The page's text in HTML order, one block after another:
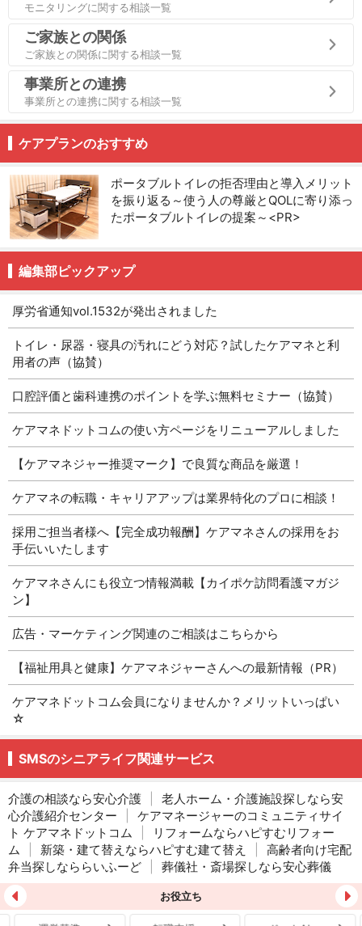
モニタリングに関する相談一覧
ご家族との関係
ご家族との関係に関する相談一覧
事業所との連携
事業所との連携に関する相談一覧
ケアプランのおすすめ
ポータブルトイレの拒否理由と導入メリット
を振り返る～使う人の尊厳とQOLに寄り添っ
たポータブルトイレの提案～<PR>
編集部ピックアップ
厚労省通知vol.1532が発出されました
トイレ・尿器・寝具の汚れにどう対応？試したケアマネと利
用者の声（協賛）
口腔評価と歯科連携のポイントを学ぶ無料セミナー（協賛）
ケアマネドットコムの使い方ページをリニューアルしました
【ケアマネジャー推奨マーク】で良質な商品を厳選！
ケアマネの転職・キャリアアップは業界特化のプロに相談！
採用ご担当者様へ【完全成功報酬】ケアマネさんの採用をお
手伝いいたします
ケアマネさんにも役立つ情報満載【カイポケ訪問看護マガジ
ン】
広告・マーケティング関連のご相談はこちらから
【福祉用具と健康】ケアマネジャーさんへの最新情報（PR）
ケアマネドットコム会員になりませんか？メリットいっぱい
☆
SMSのシニアライフ関連サービス
介護の相談なら安心介護
老人ホーム・介護施設探しなら安
心介護紹介センター
ケアマネージャーのコミュニティサイ
ト ケアマネドットコム
リフォームならハピすむリフォー
ム
新築・建て替えならハピすむ建て替え
高齢者向け宅配
弁当探しなららいふーど
葬儀社・斎場探しなら安心葬儀
お役立ち